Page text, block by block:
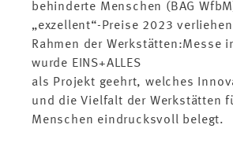
behinderte Menschen (BAG
„exzellent“-Preise 2023
Rahmen der Werkstätten:Messe
wurde EINS+ALLES
als Projekt geehrt, welches
und die Vielfalt der Werkstätten
Menschen eindrucksvoll belegt.